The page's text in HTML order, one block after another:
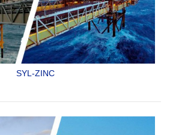
SYL-ZINC
SYLPYL 10 HBA